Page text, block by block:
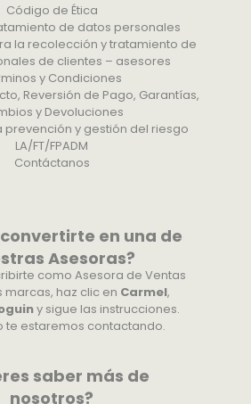
Código de Ética
de datos personales
la recolección y tratamiento de
de clientes – asesores
y Condiciones
Reversión de Pago, Garantías,
y Devoluciones
prevención y gestión del riesgo
LA/FT/FPADM
Contáctanos
en una de
Asesoras?
como Asesora de Ventas
marcas, haz clic en Carmel,
y sigue las instrucciones.
te estaremos contactando.
saber más de
nosotros?